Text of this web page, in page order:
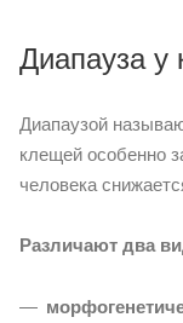
Диапауза у
Диапаузой
клещей особенно
человека
Различают два